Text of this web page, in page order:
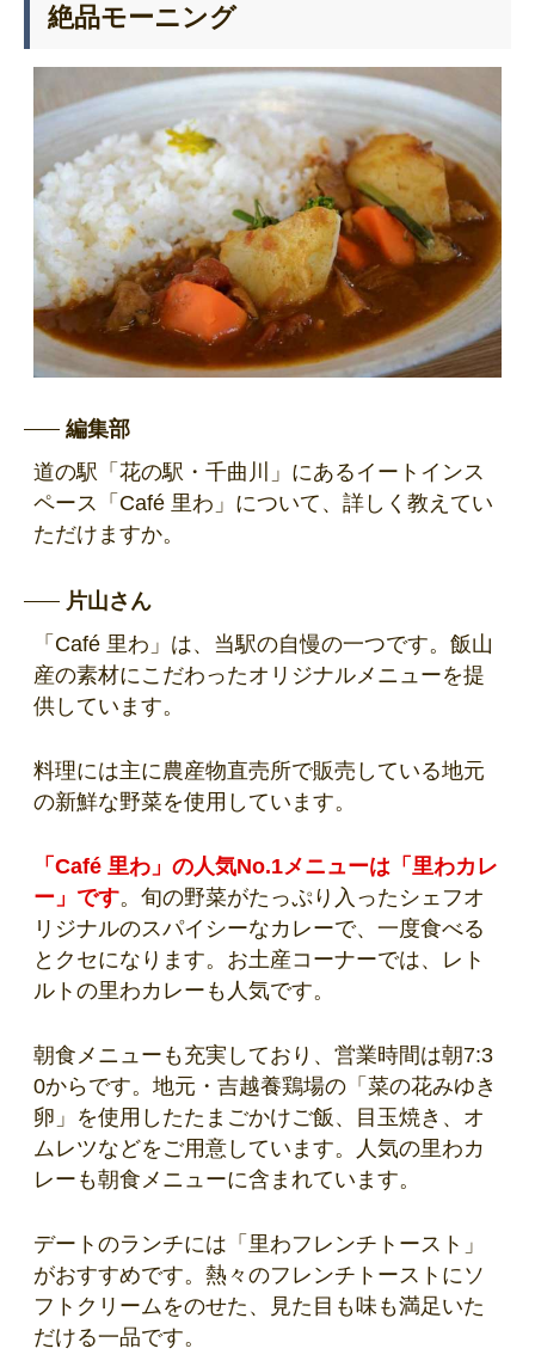
絶品モーニング
編集部
道の駅「花の駅・千曲川」にあるイートインス
ペース「Café 里わ」について、詳しく教えてい
ただけますか。
片山さん
「Café 里わ」は、当駅の自慢の一つです。飯山
産の素材にこだわったオリジナルメニューを提
供しています。
料理には主に農産物直売所で販売している地元
の新鮮な野菜を使用しています。
「Café 里わ」の人気No.1メニューは「里わカレ
ー」です。旬の野菜がたっぷり入ったシェフオ
リジナルのスパイシーなカレーで、一度食べる
とクセになります。お土産コーナーでは、レト
ルトの里わカレーも人気です。
朝食メニューも充実しており、営業時間は朝7:3
0からです。地元・吉越養鶏場の「菜の花みゆき
卵」を使用したたまごかけご飯、目玉焼き、オ
ムレツなどをご用意しています。人気の里わカ
レーも朝食メニューに含まれています。
デートのランチには「里わフレンチトースト」
がおすすめです。熱々のフレンチトーストにソ
フトクリームをのせた、見た目も味も満足いた
だける一品です。